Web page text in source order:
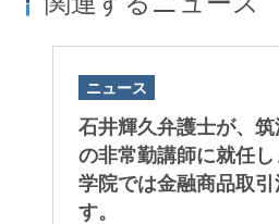
ニュース
石井輝久弁護士が、
の非常勤講師に就任
学院では金融商品取引
す。